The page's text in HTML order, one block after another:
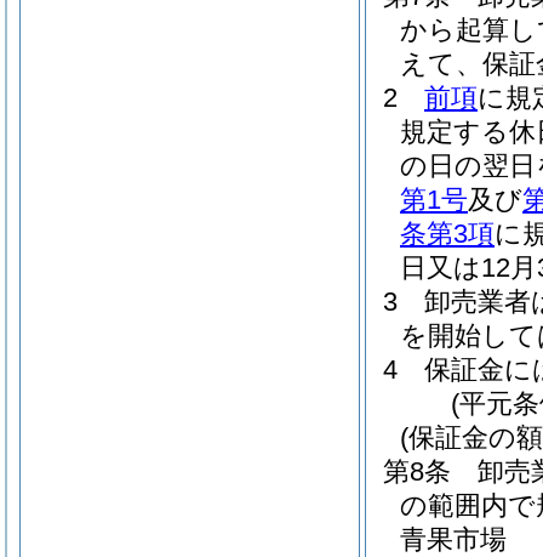
から起算
えて、保
2
前項に規
規定する
の日の翌
第1号及び
条第3項に
日又は12
3
卸売業者
を開始し
4
保証金に
(平元
(保証金の
第8条
卸売
の範囲内
青果市場